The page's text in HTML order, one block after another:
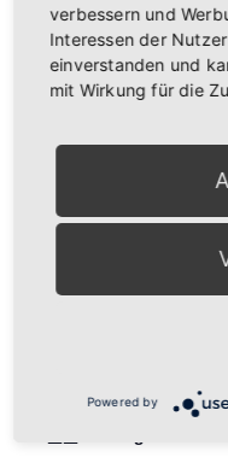
Umwelt und
Anstehende
22
9:00-12:00
verbessern und
Interessen der
einverstanden und
mit Wirkung für die
Powered by